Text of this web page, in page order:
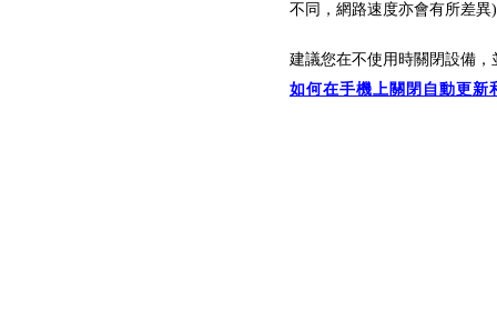
不同， 網路速度亦會有所差異
建議您在不使用時關閉設備，
如何在手機上關閉自動更新